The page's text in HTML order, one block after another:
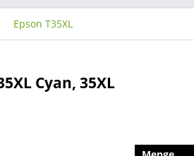
Epson T35XL
Cyan, 35XL